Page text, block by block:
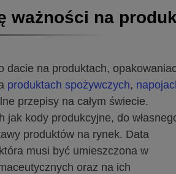
ważności na
dacie na produktach,
produktach spożywczych,
przepisy na całym świecie.
kody produkcyjne, do
produktów na rynek. Data
musi być umieszczona w
oraz na ich